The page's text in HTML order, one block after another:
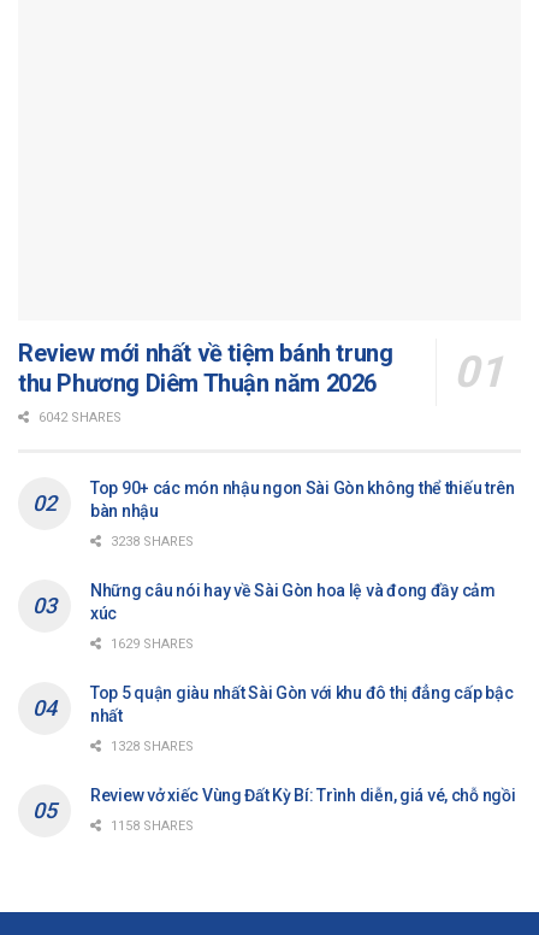
Review mới nhất về tiệm bánh trung
thu Phương Diêm Thuận năm 2026
6042 SHARES
Top 90+ các món nhậu ngon Sài Gòn không thể thiếu trên
bàn nhậu
3238 SHARES
Những câu nói hay về Sài Gòn hoa lệ và đong đầy cảm
xúc
1629 SHARES
Top 5 quận giàu nhất Sài Gòn với khu đô thị đẳng cấp bậc
nhất
1328 SHARES
Review vở xiếc Vùng Đất Kỳ Bí: Trình diễn, giá vé, chỗ ngồi
1158 SHARES